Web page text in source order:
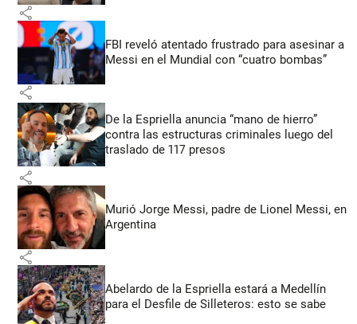
share
FBI reveló atentado frustrado para asesinar a
Messi en el Mundial con “cuatro bombas”
share
De la Espriella anuncia “mano de hierro”
contra las estructuras criminales luego del
traslado de 117 presos
share
Murió Jorge Messi, padre de Lionel Messi, en
Argentina
share
Abelardo de la Espriella estará a Medellín
para el Desfile de Silleteros: esto se sabe